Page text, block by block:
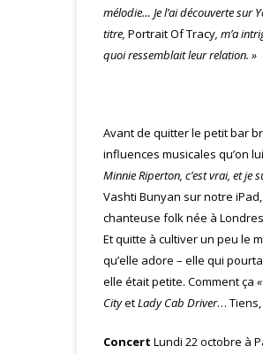
mélodie… Je l’ai découverte sur
titre, Portrait Of Tracy, m’a
quoi ressemblait leur relation. »
Avant de quitter le petit bar
influences musicales qu’on
Minnie Riperton, c’est vrai, et je
Vashti Bunyan sur notre
chanteuse folk née à
Et quitte à cultiver un peu le
qu’elle adore – elle qui
elle était petite. Comment ça
CityetLady Cab Driver… Tiens,
Concert Lundi 22 octobre à